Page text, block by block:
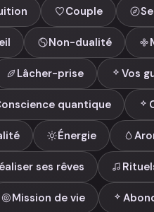
Couple
Non-dualité
Lâcher-prise Vos
quantique
Énergie
ses rêves
Mission de vie